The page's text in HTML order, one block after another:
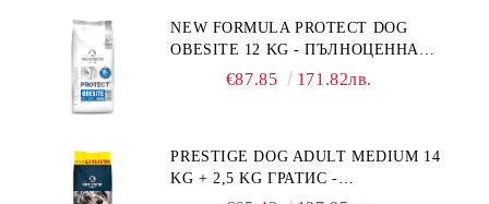
NEW FORMULA PROTECT DOG
OBESITE 12 KG - ПЪЛНОЦЕННА
ДИЕТИЧНА ХРАНА ЗА КУЧЕТА
"РЕГУЛИРАНЕ НА ВНОСА НА
ГЛЮКОЗА (DIABETES MELLITUS)."
€87.85 171.82лв.
PRESTIGE DOG ADULT MEDIUM 14
KG + 2,5 KG ГРАТИС -
ПЪЛНОЦЕННА ХРАНА ЗА